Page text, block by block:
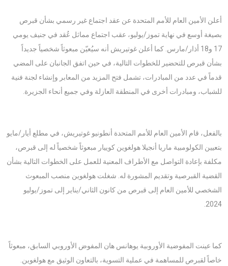
أعلن الأمين العام للأمم المتحدة عن عقد اجتماع غير رسمي بشأن قبرص
بصيغة أوسع في نهاية تموز/يوليو، عقب اجتماع مماثل عُقد في جنيف يومي
17 و18 أذار/مارس. كما أعلن غوتيريش أنه سيُعيّن مبعوثاً شخصياً جديداً
بشأن قبرص للتحضير للخطوات التالية، في حين اتفق الجانبان على المضي
قدماً في عدد من المبادرات، تشمل فتح المزيد من المعابر وإنشاء لجنة فنية
للشباب، ومبادرات أخرى في المنطقة العازلة وفي جميع أنحاء الجزيرة.
بالفعل، قام الأمين العام للأمم المتحدة أنطونيو غوتيريش، في مطلع أيار/مايو
بتعيين الكولومبية ماريا أنجيلا هولغوين كوييار مبعوثاً شخصياً له إلى قبرص،
مكلفة بإعادة التواصل مع الأطراف المعنية للعمل على الخطوات التالية بشأن
القضية القبرصية وتقديم المشورة له. شغلت هولغوين منصب المبعوث
الشخصي للأمين العام إلى قبرص من كانون الثاني/يناير إلى تموز/يوليو
2024.
كما عينت المفوضية الأوروبية يوهانس هان المفوض الأوروبي السابق، مبعوثاً
خاصاً لقبرص للمساهمة في عملية التسوية، بالتعاون الوثيق مع هولغوين.